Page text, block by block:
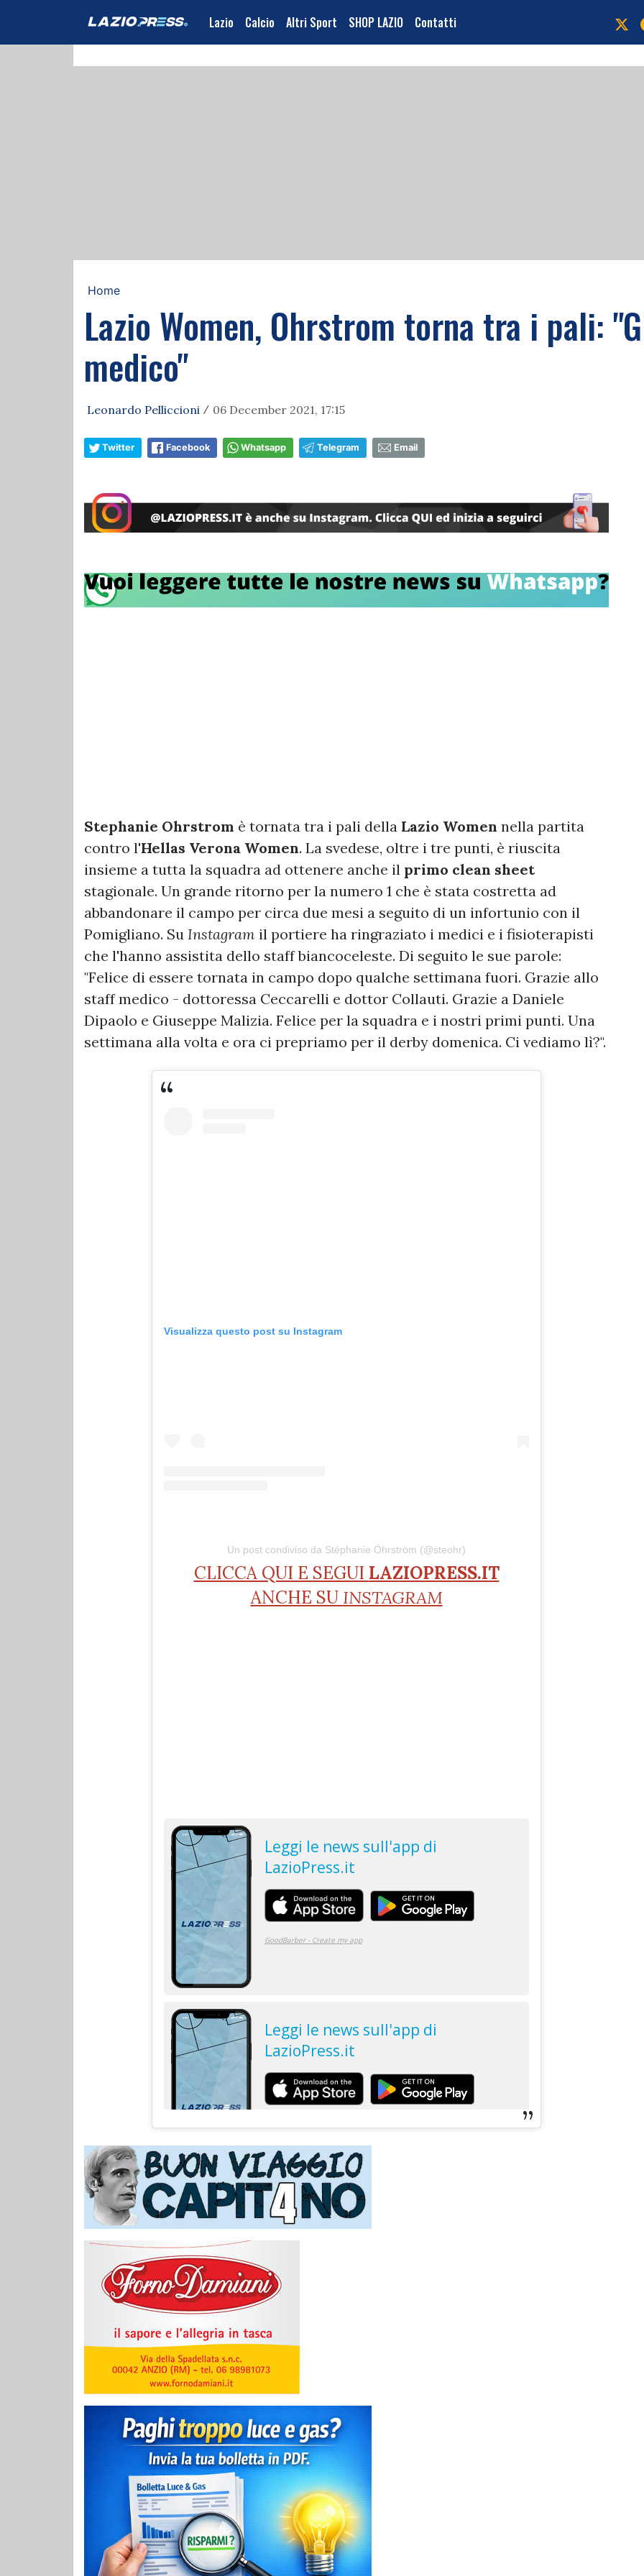
Lazio Calcio Altri Sport SHOP LAZIO Contatti
Home
Lazio Women, Ohrstrom torna tra i pali:
medico"
Leonardo Pelliccioni / 06 December 2021, 17:15
Twitter Facebook Whatsapp Telegram Email
Stephanie Ohrstrom è tornata tra i pali della Lazio Women nella partita
contro l'Hellas Verona Women. La svedese, oltre i tre punti, è riuscita
insieme a tutta la squadra ad ottenere anche il primo clean sheet
stagionale. Un grande ritorno per la numero 1 che è stata costretta ad
abbandonare il campo per circa due mesi a seguito di un infortunio con il
Pomigliano. Su Instagram il portiere ha ringraziato i medici e i fisioterapisti
che l'hanno assistita dello staff biancoceleste. Di seguito le sue parole:
"Felice di essere tornata in campo dopo qualche settimana fuori. Grazie allo
staff medico - dottoressa Ceccarelli e dottor Collauti. Grazie a Daniele
Dipaolo e Giuseppe Malizia. Felice per la squadra e i nostri primi punti. Una
settimana alla volta e ora ci prepriamo per il derby domenica. Ci vediamo lì?".
Visualizza questo post su Instagram
Un post condiviso da Stéphanie Öhrström (@steohr)
CLICCA QUI E SEGUI LAZIOPRESS.IT
ANCHE SU INSTAGRAM